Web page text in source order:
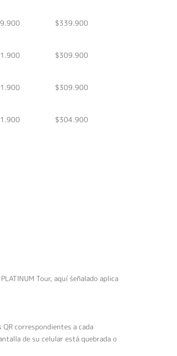
$339.900
$309.900
$309.900
$304.900
Tour, aquí́ señalado aplica
correspondientes a cada
de su celular está quebrada o